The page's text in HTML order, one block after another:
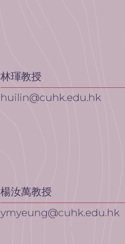
林琿教授
huilin@cuhk.edu.hk
楊汝萬教授
ymyeung@cuhk.edu.hk